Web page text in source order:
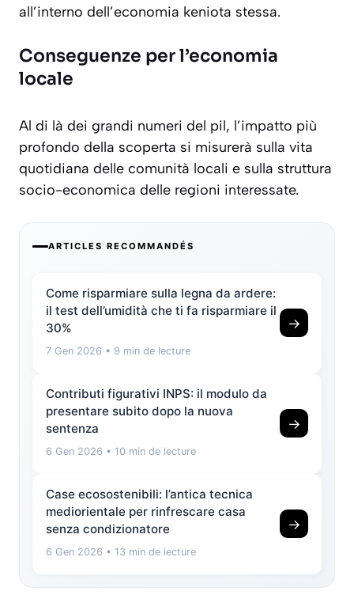
all’interno dell’economia keniota stessa.
Conseguenze per l’economia
locale
Al di là dei grandi numeri del pil, l’impatto più
profondo della scoperta si misurerà sulla vita
quotidiana delle comunità locali e sulla struttura
socio-economica delle regioni interessate.
ARTICLES RECOMMANDÉS
Come risparmiare sulla legna da ardere:
il test dell’umidità che ti fa risparmiare il
30%
7 Gen 2026 • 9 min de lecture
→
Contributi figurativi INPS: il modulo da
presentare subito dopo la nuova
sentenza
6 Gen 2026 • 10 min de lecture
→
Case ecosostenibili: l’antica tecnica
mediorientale per rinfrescare casa
senza condizionatore
6 Gen 2026 • 13 min de lecture
→